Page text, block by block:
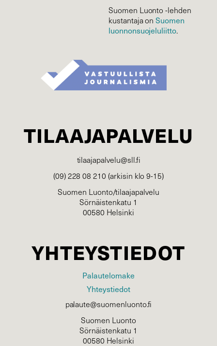
Suomen Luonto -lehden
kustantaja onSuomen
luonnonsuojelu­liitto.
TILAAJAPALVELU
tilaajapalvelu@sll.fi
(09) 228 08 210 (arkisin klo 9-15)
Suomen Luonto/tilaajapalvelu
Sörnäistenkatu 1
00580 Helsinki
YHTEYSTIEDOT
Palautelomake
Yhteystiedot
palaute@suomenluonto.fi
Suomen Luonto
Sörnäistenkatu 1
00580 Helsinki